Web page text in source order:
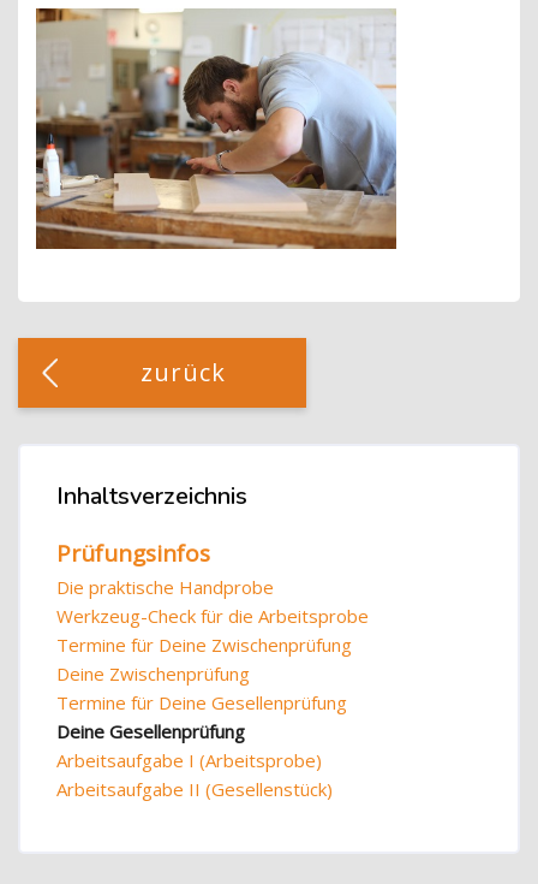
Blöcke
[Cocoon] Custom HTML überspringen
zurück
Inhaltsverzeichnis überspringen
Inhaltsverzeichnis
Prüfungsinfos
Die praktische Handprobe
Werkzeug-Check für die Arbeitsprobe
Termine für Deine Zwischenprüfung
Deine Zwischenprüfung
Termine für Deine Gesellenprüfung
Deine Gesellenprüfung
Arbeitsaufgabe I (Arbeitsprobe)
Arbeitsaufgabe II (Gesellenstück)